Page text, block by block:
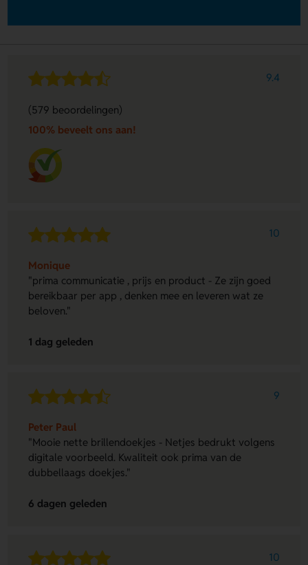
9.4
(579 beoordelingen)
100% beveelt ons aan!
10
Monique
"prima communicatie , prijs en product - Ze zijn goed
bereikbaar per app , denken mee en leveren wat ze
beloven."
1 dag geleden
9
Peter Paul
"Mooie nette brillendoekjes - Netjes bedrukt volgens
digitale voorbeeld. Kwaliteit ook prima van de
dubbellaags doekjes."
6 dagen geleden
10